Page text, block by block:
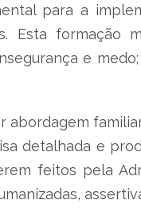
para a
Esta formação
e
detalhada e
feitos pela